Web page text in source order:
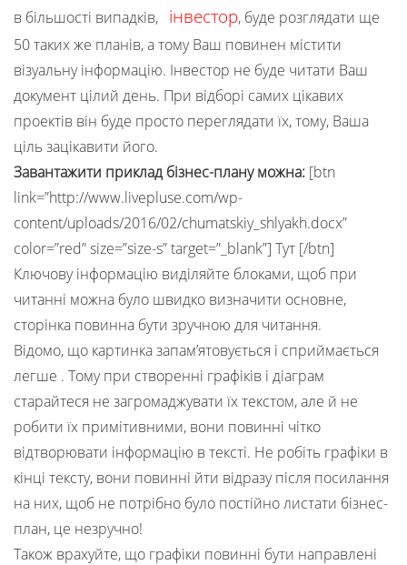
в більшості випадків, інвестор, буде розглядати ще
50 таких же планів, а тому Ваш повинен містити
візуальну інформацію. Інвестор не буде читати Ваш
документ цілий день. При відборі самих цікавих
проектів він буде просто переглядати їх, тому, Ваша
ціль зацікавити його.
Завантажити приклад бізнес-плану можна: [btn
link=”http://www.livepluse.com/wp-
content/uploads/2016/02/chumatskiy_shlyakh.docx”
color=”red” size=”size-s” target=”_blank”] Тут [/btn]
Ключову інформацію виділяйте блоками, щоб при
читанні можна було швидко визначити основне,
сторінка повинна бути зручною для читання.
Відомо, що картинка запам’ятовується і сприймається
легше . Тому при створенні графіків і діаграм
старайтеся не загромаджувати їх текстом, але й не
робити їх примітивними, вони повинні чітко
відтворювати інформацію в тексті. Не робіть графіки в
кінці тексту, вони повинні йти відразу після посилання
на них, щоб не потрібно було постійно листати бізнес-
план, це незручно!
Також врахуйте, що графіки повинні бути направлені